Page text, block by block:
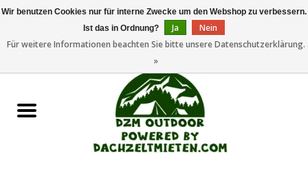
Dachzeltanhänger
Wir benutzen Cookies nur für interne Zwecke um den Webshop zu verbessern.
Ist das in Ordnung?
Ja
Nein
Für weitere Informationen beachten Sie bitte unsere Datenschutzerklärung.
»